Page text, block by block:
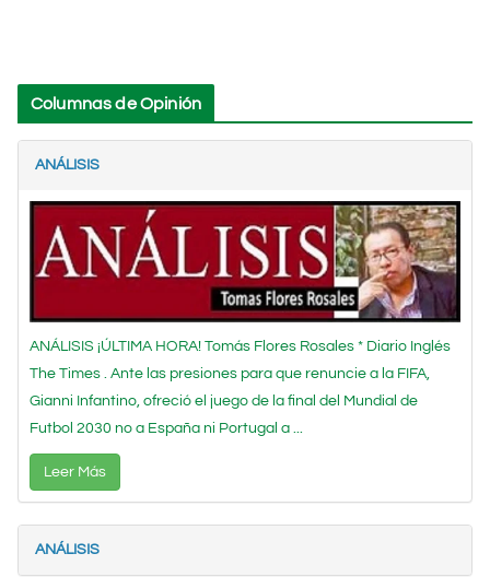
Columnas de Opinión
ANÁLISIS
ANÁLISIS ¡ÚLTIMA HORA! Tomás Flores Rosales * Diario Inglés
The Times . Ante las presiones para que renuncie a la FIFA,
Gianni Infantino, ofreció el juego de la final del Mundial de
Futbol 2030 no a España ni Portugal a ...
Leer Más
ANÁLISIS